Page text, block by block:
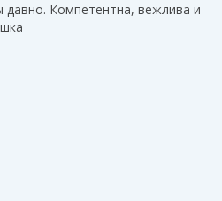
Компетентна, вежлива и